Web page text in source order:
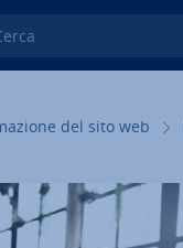
del sito web